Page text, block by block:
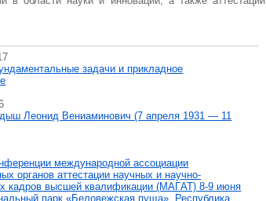
задачи и прикладное
Леонид Вениаминович (7 апреля 1931 — 11
международной ассоциации
органов аттестации научных и научно-
кадров высшей квалификации (МАГAT) 8-9 июня
парк «Беловежская пуща», Республика